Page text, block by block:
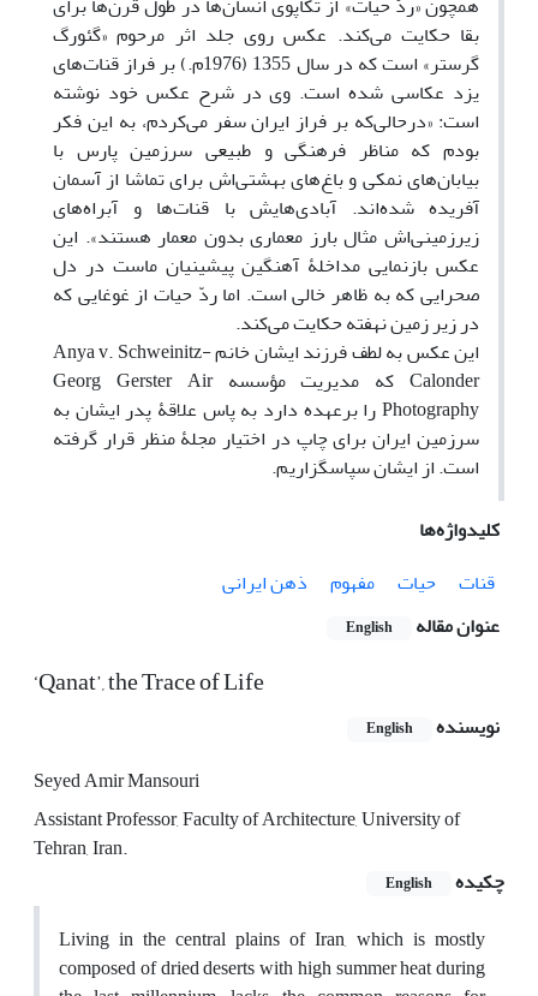
بقا حکایت می‌کند. عکس روی جلد اثر مرحوم «گئورگ
گرستر» است که در سال 1355 (1976م.) بر فراز قنات‌های
یزد عکاسی شده است. وی در شرح عکس خود نوشته
است: «درحالی‌که بر فراز ایران سفر می‌کردم، به این فکر
بودم که مناظر فرهنگی و طبیعی سرزمین پارس با
بیابان‌های نمکی و باغ‌های بهشتی‌اش برای تماشا از آسمان
آفریده شده‌اند. آبادی‌هایش با قنات‌ها و آبراه‌های
زیرزمینی‌اش مثال بارز معماری بدون معمار هستند». این
عکس بازنمایی مداخلۀ آهنگین پیشینیان ماست در دل
صحرایی که به ظاهر خالی است. اما ردّ حیات از غوغایی که
در زیر زمین نهفته حکایت می‌کند.
این عکس به لطف فرزند ایشان خانم Anya v. Schweinitz-
Calonder که مدیریت مؤسسه Georg Gerster Air
Photography را برعهده دارد به پاس علاقۀ پدر ایشان به
سرزمین ایران برای چاپ در اختیار مجلۀ منظر قرار گرفته
است. از ایشان سپاسگزاریم.
کلیدواژه‌ها
قنات
حیات مفهوم
ذهن ایرانی
عنوان مقاله
English
‘Qanat’, the Trace of Life
نویسنده English
Seyed Amir Mansouri
Assistant Professor, Faculty of Architecture, University of
Tehran, Iran.
چکیده
English
Living in the central plains of Iran, which is mostly
composed of dried deserts with high summer heat during